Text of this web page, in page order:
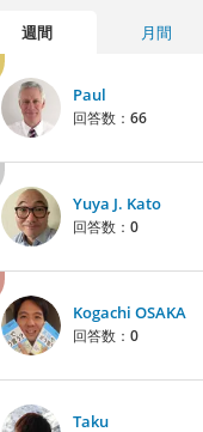
週間 月間
Paul
回答数： 66
Yuya J. Kato
回答数： 0
Kogachi OSAKA
回答数： 0
Taku